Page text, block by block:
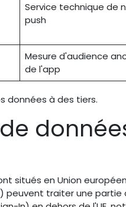
Service technique de
push
Mesure d'audience
de l'app
données à des tiers.
situés en Union
peuvent traiter une